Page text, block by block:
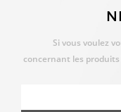
Si vous voulez
concernant les